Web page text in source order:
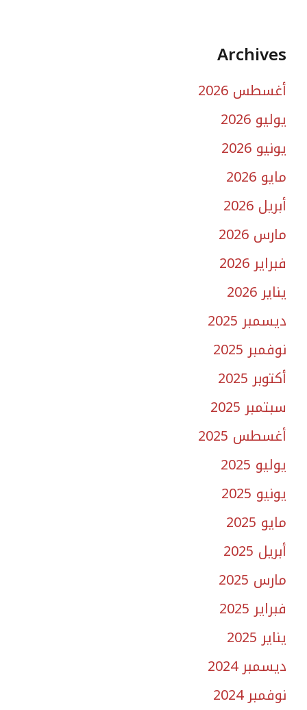
Archives
أغسطس 2026
يوليو 2026
يونيو 2026
مايو 2026
أبريل 2026
مارس 2026
فبراير 2026
يناير 2026
ديسمبر 2025
نوفمبر 2025
أكتوبر 2025
سبتمبر 2025
أغسطس 2025
يوليو 2025
يونيو 2025
مايو 2025
أبريل 2025
مارس 2025
فبراير 2025
يناير 2025
ديسمبر 2024
نوفمبر 2024